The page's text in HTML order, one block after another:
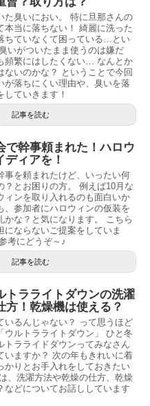
た臭いにおい。 特に旦那さんの
本当に落ちない！ 綺麗に洗った
ちていなくて困っている…とい
いがついたまま使うのは嫌だ
頻繁にはしたくない… なんとか
ないのかな？ ということで今回
が落ちにくい理由や、臭いを落
していきます！
記事を読む
で幹事頼まれた！ハロウ
ィアを！
事を頼まれたけど、いったい何
？とお困りの方。 例えば10月な
ィンを取り入れるのも面白いか
、参加者にハロウィンの仮装を
かな？と気になります。 こちら
にならないご提案をしていま
考にどうぞ～♪
記事を読む
トラライトダウンの洗濯
方！乾燥機は使える？
いるんじゃない？ って思うほど
ウルトラライトダウン」 ひと冬
トラライドダウンってみなさん
いますか？ 次の年もきれいに着
かりとお手入れをしておきたい
、洗濯方法や乾燥の仕方、乾燥
などについてお話ししています